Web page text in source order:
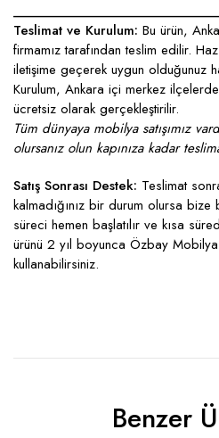
Teslimat ve Kurulum: Bu ürün,
firmamız tarafından teslim edilir.
iletişime geçerek uygun olduğunuz
Kurulum, Ankara içi merkez
ücretsiz olarak gerçekleştirilir.
Tüm dünyaya mobilya satışımız
olursanız olun kapınıza kadar
Satış Sonrası Destek: Teslimat
kalmadığınız bir durum olursa
süreci hemen başlatılır ve kısa
ürünü 2 yıl boyunca Özbay
kullanabilirsiniz.
Benzer